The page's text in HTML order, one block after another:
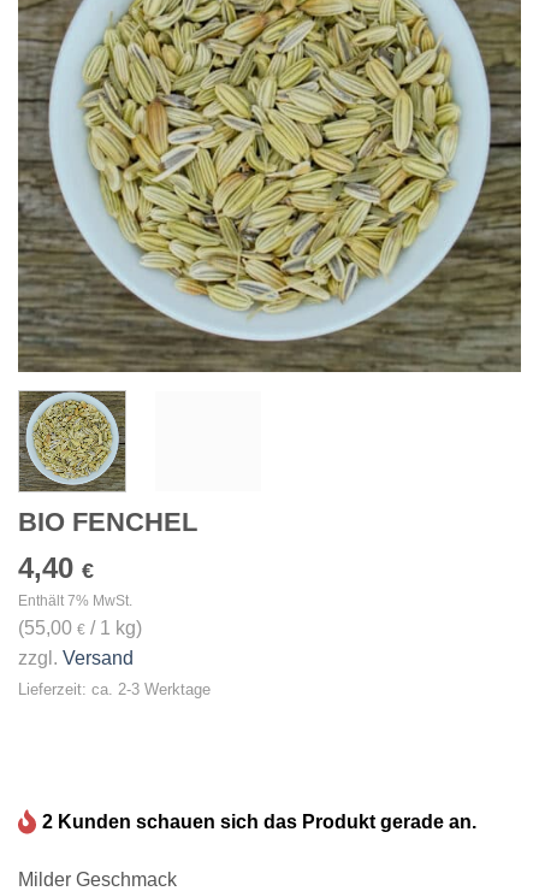
BIO FENCHEL
4,40 €
Enthält 7% MwSt.
(55,00 € / 1 kg)
zzgl. Versand
Lieferzeit: ca. 2-3 Werktage
2 Kunden schauen sich das Produkt gerade an.
Milder Geschmack